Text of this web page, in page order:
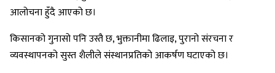
आलोचना हुँदै आएको छ।
किसानको गुनासो पनि उस्तै छ, भुक्तानीमा ढिलाइ, पुरानो संरचना र
व्यवस्थापनको सुस्त शैलीले संस्थानप्रतिको आकर्षण घटाएको छ।